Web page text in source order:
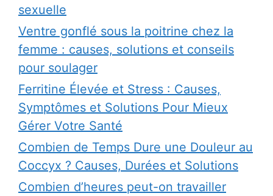
sexuelle
Ventre gonflé sous la poitrine chez la
femme : causes, solutions et conseils
pour soulager
Ferritine Élevée et Stress : Causes,
Symptômes et Solutions Pour Mieux
Gérer Votre Santé
Combien de Temps Dure une Douleur au
Coccyx ? Causes, Durées et Solutions
Combien d’heures peut-on travailler